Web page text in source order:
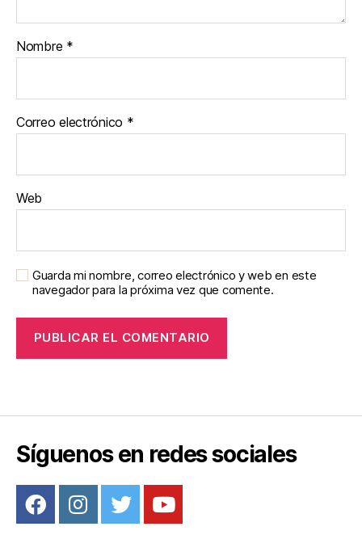
Nombre *
Correo electrónico *
Web
Guarda mi nombre, correo electrónico y web en este
navegador para la próxima vez que comente.
Síguenos en redes sociales